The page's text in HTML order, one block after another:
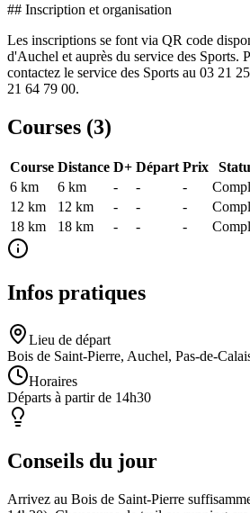
## Inscription et organisation
Les inscriptions se font via QR code
d'Auchel et auprès du service des Sports.
contactez le service des Sports au 03 21
21 64 79 00.
Courses (3)
Course Distance D+ Départ Prix
6 km
6 km - - -
12 km
12 km - - -
18 km
18 km - - -
Infos pratiques
Lieu de départ
Bois de Saint-Pierre, Auchel, Pas-de-
Horaires
Départs à partir de 14h30
Conseils du jour
Arrivez au Bois de Saint-Pierre